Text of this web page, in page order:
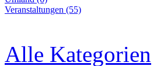
Veranstaltungen (55)
Alle Kategorien